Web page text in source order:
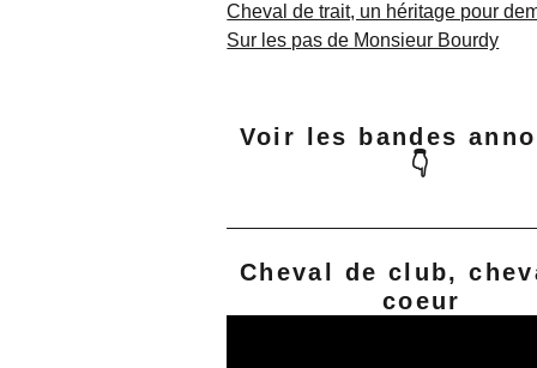
Cheval de trait, un héritage pour
Sur les pas de Monsieur Bourdy
Voir les bandes
👇
Cheval de club,
coeur